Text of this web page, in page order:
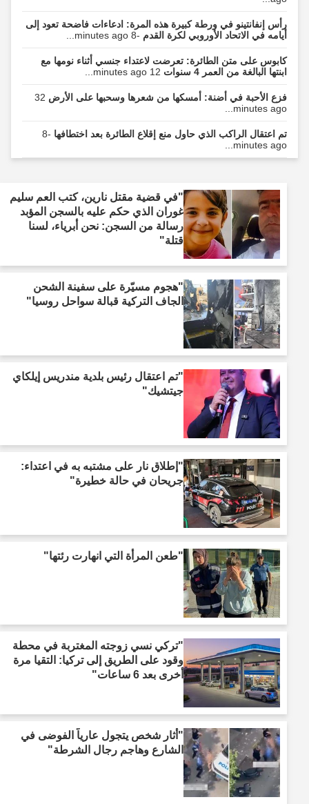
رأس إنفانتينو في ورطة كبيرة هذه المرة: ادعاءات فاضحة تعود إلى
أيامه في الاتحاد الأوروبي لكرة القدم-8 minutes ago...
كابوس على متن الطائرة: تعرضت لاعتداء جنسي أثناء نومها مع
ابنتها البالغة من العمر 4 سنوات
12 minutes ago...
فزع الأحبة في أضنة: أمسكها من شعرها وسحبها على الأرض32
minutes ago...
تم اعتقال الراكب الذي حاول منع إقلاع الطائرة بعد اختطافها -8
minutes ago...
"في قضية مقتل نارين، كتب العم سليم
غوران الذي حكم عليه بالسجن المؤبد
رسالة من السجن: نحن أبرياء، لسنا
قتلة"
"هجوم مسيّرة على سفينة الشحن
الجاف التركية قبالة سواحل روسيا"
"تم اعتقال رئيس بلدية مندريس إيلكاي
جيتشيك"
"إطلاق نار على مشتبه به في اعتداء:
جريحان في حالة خطيرة"
"طعن المرأة التي انهارت رئتها"
"تركي نسي زوجته المغتربة في محطة
وقود على الطريق إلى تركيا: التقيا مرة
أخرى بعد 6 ساعات"
"أثار شخص يتجول عارياً الفوضى في
الشارع وهاجم رجال الشرطة"